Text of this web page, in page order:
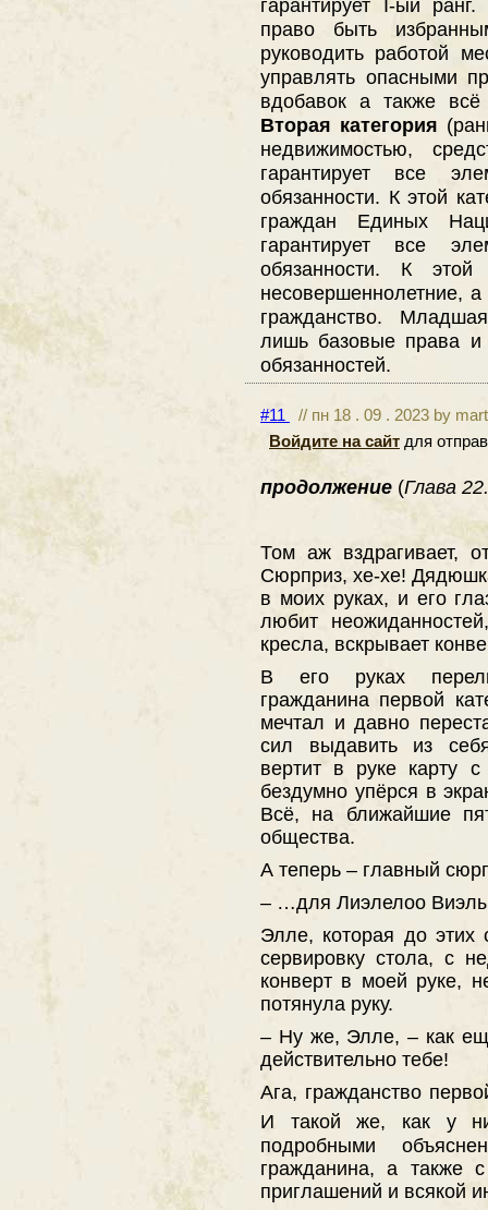
гарантирует I-ый ранг.
право быть
руководить работой
управлять опасными
вдобавок а также всё
Вторая категория
недвижимостью,
гарантирует все
обязанности. К этой
граждан Единых
гарантирует все
обязанности. К этой
несовершеннолетние,
гражданство.
лишь базовые права и
обязанностей.
#11
// пн 18 . 09 . 2023 by
Войдите на сайт для
продолжение (Глава
Том аж вздрагивает,
Сюрприз, хе-хе!
в моих руках, и его
любит
кресла, вскрывает
В его руках
гражданина первой
мечтал и давно
сил выдавить из
вертит в руке карту
бездумно упёрся в
Всё, на ближайшие
общества.
А теперь – главный
– …для Лиэлелоо
Элле, которая до этих
сервировку стола, с
конверт в моей руке,
потянула руку.
– Ну же, Элле, – как
действительно тебе!
Ага, гражданство
И такой же, как у
подробными
гражданина, а также
приглашений и всякой